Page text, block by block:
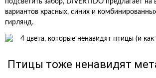
подсветить забор, DIVERTIDO предлагает
вариантов красных, синих и
гирлянд.
Птицы тоже ненавидят